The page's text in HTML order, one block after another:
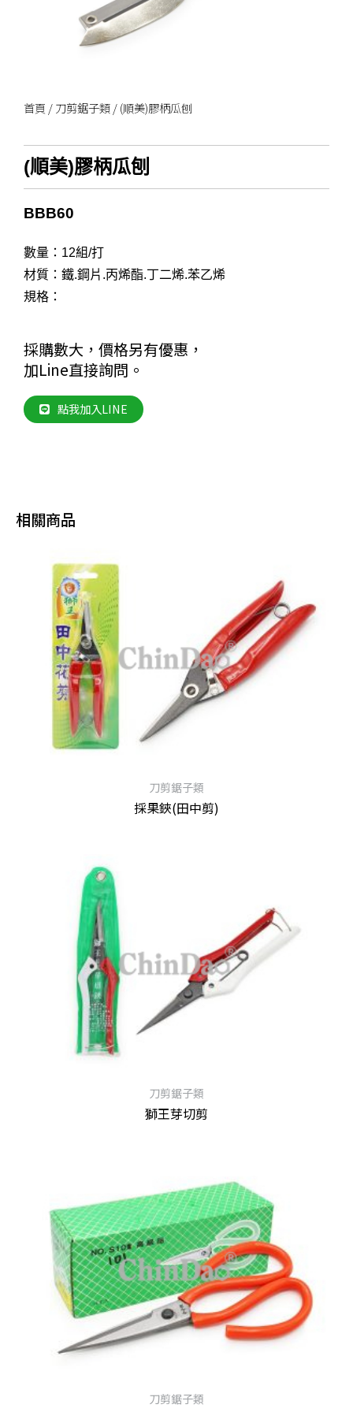
首頁 /刀剪鋸子類/ (順美)膠柄瓜刨
(順美)膠柄瓜刨
BBB60
數量：12組/打
材質：鐵.鋼片.丙烯酯.丁二烯.苯乙烯
規格：
採購數大，價格另有優惠，
加Line直接詢問。
點我加入LINE
相關商品
刀剪鋸子類
採果鋏(田中剪)
刀剪鋸子類
獅王芽切剪
刀剪鋸子類